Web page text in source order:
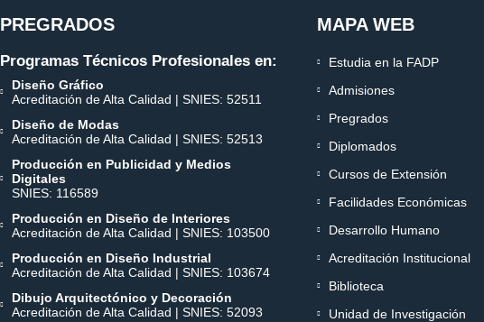
PREGRADOS
Programas Técnicos Profesionales en:
Diseño Gráfico
Acreditación de Alta Calidad | SNIES: 52511
Diseño de Modas
Acreditación de Alta Calidad | SNIES: 52513
Producción en Publicidad y Medios
Digitales
SNIES: 116589
Producción en Diseño de Interiores
Acreditación de Alta Calidad | SNIES: 103500
Producción en Diseño Industrial
Acreditación de Alta Calidad | SNIES: 103674
Dibujo Arquitectónico y Decoración
Acreditación de Alta Calidad | SNIES: 52093
MAPA WEB
Estudia en la FADP
Admisiones
Pregrados
Diplomados
Cursos de Extensión
Facilidades Económicas
Desarrollo Humano
Acreditación Institucional
Biblioteca
Unidad de Investigación